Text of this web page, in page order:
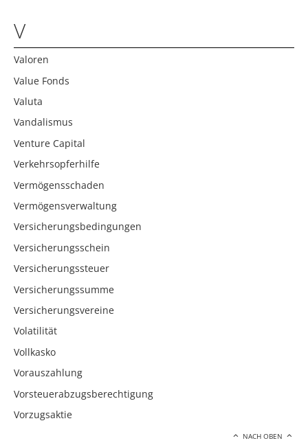
V
Valoren
Value Fonds
Valuta
Vandalismus
Venture Capital
Verkehrsopferhilfe
Vermögensschaden
Vermögensverwaltung
Versicherungsbedingungen
Versicherungsschein
Versicherungssteuer
Versicherungssumme
Versicherungsvereine
Volatilität
Vollkasko
Vorauszahlung
Vorsteuerabzugsberechtigung
Vorzugsaktie
NACH OBEN